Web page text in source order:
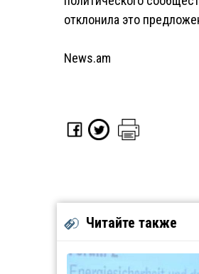
отклонила это
News.am
Читайте также